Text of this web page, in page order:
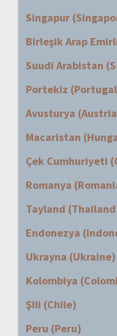
Singapur
Birleşik Arap
Suudi Arabistan
Portekiz
Avusturya
Macaristan
Çek Cumhuriyeti
Romanya
Tayland
Endonezya
Ukrayna (Ukraine)
Kolombiya
Şili (Chile)
Peru (Peru)